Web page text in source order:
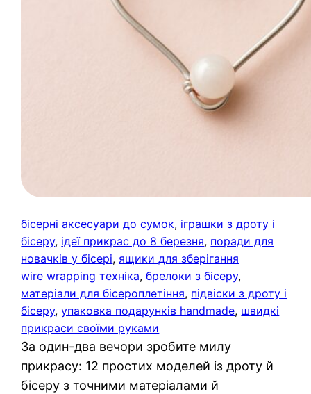
бісерні аксесуари до сумок, іграшки з дроту і
бісеру, ідеї прикрас до 8 березня, поради для
новачків у бісері, ящики для зберігання
wire wrapping техніка, брелоки з бісеру
матеріали для бісероплетіння, підвіски з дроту і
бісеру, упаковка подарунків handmade, швидкі
прикраси своїми руками
За один-два вечори зробите милу
прикрасу: 12 простих моделей із дроту й
бісеру з точними матеріалами й